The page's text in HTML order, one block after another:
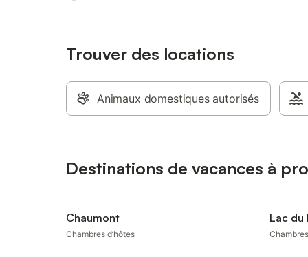
Trouver des locations
Animaux domestiques autorisés
Destinations de vacances à
Chaumont
Chambres d’hôtes
Lac du